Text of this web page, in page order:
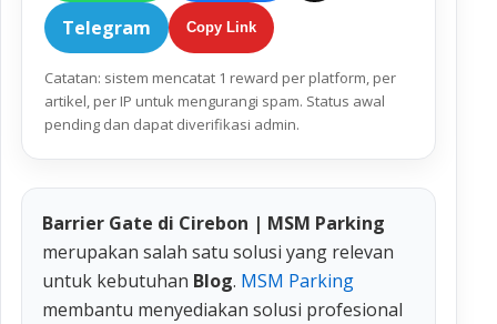
Telegram Copy Link
Catatan: sistem mencatat 1 reward per platform, per
artikel, per IP untuk mengurangi spam. Status awal
pending dan dapat diverifikasi admin.
Barrier Gate di Cirebon | MSM Parking
merupakan salah satu solusi yang relevan
untuk kebutuhan Blog. MSM Parking
membantu menyediakan solusi profesional